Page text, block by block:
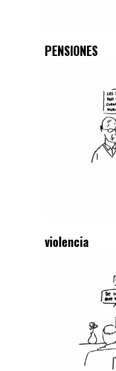
PENSIONES
violencia